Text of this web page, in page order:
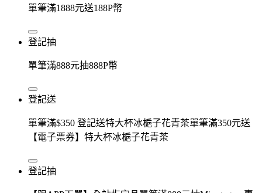
單筆滿1888元送188P幣
登記抽
單筆滿888元抽888P幣
登記送
單筆滿$350 登記送特大杯冰梔子花青茶單筆滿350元送
【電子票券】特大杯冰梔子花青茶
登記抽